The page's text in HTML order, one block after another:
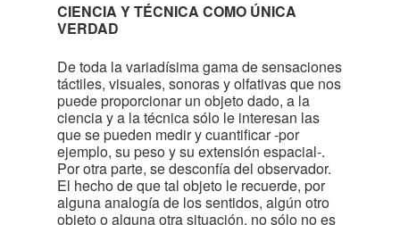
CIENCIA Y TÉCNICA COMO ÚNICA
VERDAD
De toda la variadísima gama de sensaciones
táctiles, visuales, sonoras y olfativas que nos
puede proporcionar un objeto dado, a la
ciencia y a la técnica sólo le interesan las
que se pueden medir y cuantificar -por
ejemplo, su peso y su extensión espacial-.
Por otra parte, se desconfía del observador.
El hecho de que tal objeto le recuerde, por
alguna analogía de los sentidos, algún otro
objeto o alguna otra situación, no sólo no es